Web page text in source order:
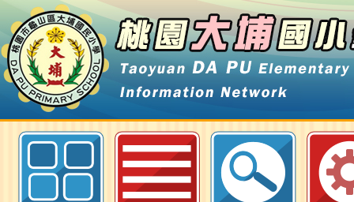
桃園市政府原住民族發展委員會第
選計畫-桃園大埔國小全球資訊網